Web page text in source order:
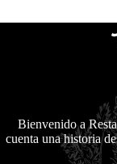
Bienvenido a
cuenta una historia